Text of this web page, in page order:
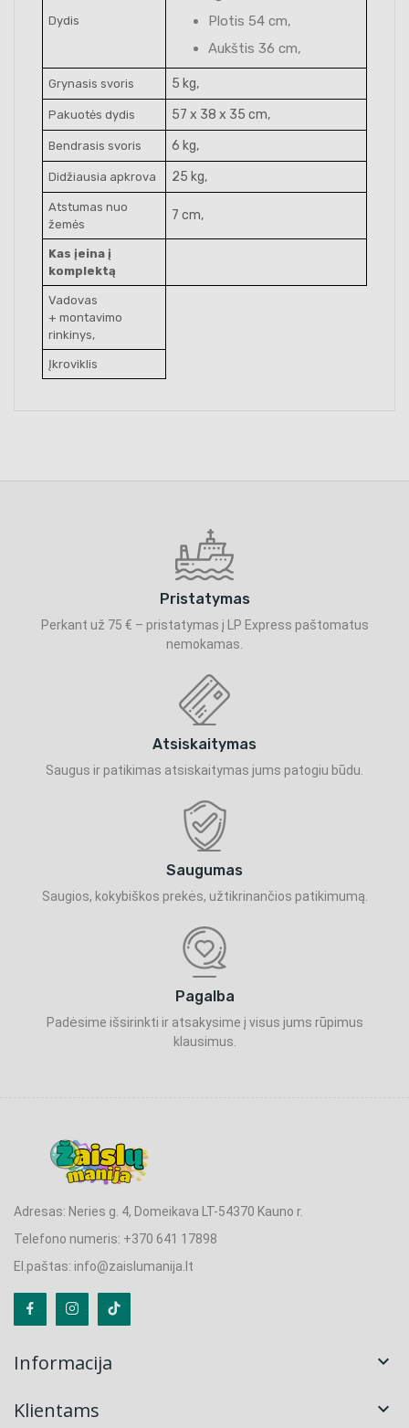
Dydis
Plotis 54 cm,
Aukštis 36 cm,
Grynasis svoris 5 kg,
Pakuotės dydis 57 x 38 x 35 cm,
Bendrasis svoris 6 kg,
Didžiausia apkrova 25 kg,
Atstumas nuo
žemės
7 cm,
Kas įeina į
komplektą
Vadovas
+ montavimo
rinkinys,
Įkroviklis
Pristatymas
Perkant už 75 € – pristatymas į LP Express paštomatus
nemokamas.
Atsiskaitymas
Saugus ir patikimas atsiskaitymas jums patogiu būdu.
Saugumas
Saugios, kokybiškos prekės, užtikrinančios patikimumą.
Pagalba
Padėsime išsirinkti ir atsakysime į visus jums rūpimus
klausimus.
Adresas: Neries g. 4, Domeikava LT-54370 Kauno r.
Telefono numeris: +370 641 17898
El.paštas: info@zaislumanija.lt
Informacija 
Klientams 